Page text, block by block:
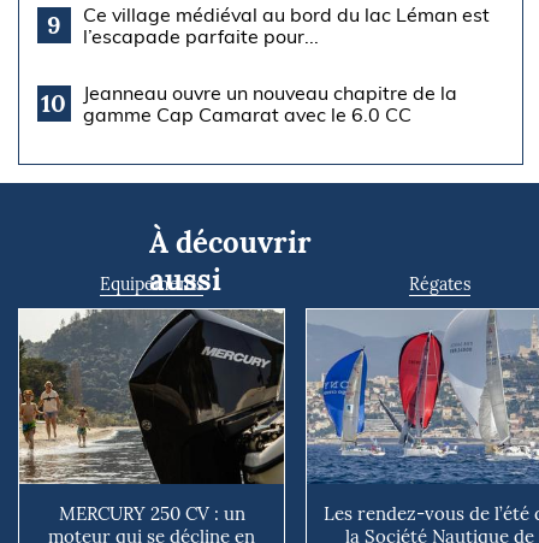
9
Ce village médiéval au bord du lac Léman est
l’escapade parfaite pour...
10
Jeanneau ouvre un nouveau chapitre de la
gamme Cap Camarat avec le 6.0 CC
À découvrir
aussi
Equipements
MERCURY 250 CV : un
moteur qui se décline en
Régates
Les rendez-vous de l’été
la Société Nautique de